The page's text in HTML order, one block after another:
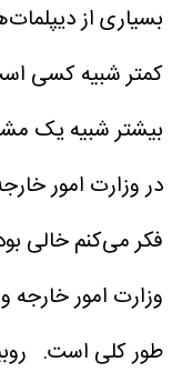
بسیاری از
کمتر شبیه کسی
بیشتر شبیه یک
در وزارت امور
فکر می‌کنم خالی
وزارت امور خارجه
طور کلی است.